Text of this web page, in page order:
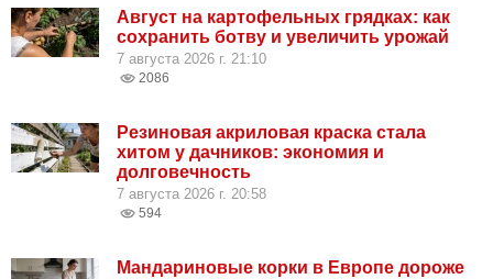
Август на картофельных грядках: как
сохранить ботву и увеличить урожай
7 августа 2026 г. 21:10
2086
Резиновая акриловая краска стала
хитом у дачников: экономия и
долговечность
7 августа 2026 г. 20:58
594
Мандариновые корки в Европе дороже